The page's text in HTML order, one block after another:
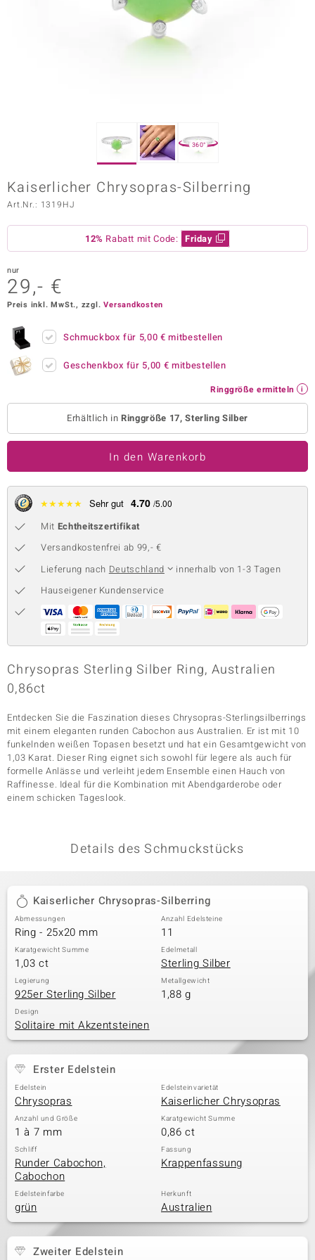
Classics
360°
Kaiserlicher Chrysopras-Silberring
Art.Nr.: 1319HJ
12% Rabatt mit Code: Friday
nur
29,- €
Preis inkl. MwSt., zzgl.Versandkosten
Schmuckbox für 5,00 € mitbestellen
Geschenkbox für 5,00 € mitbestellen
Ringgröße ermitteln
Erhältlich inRinggröße 17, Sterling Silber
In den Warenkorb
★★★★★ Sehr gut 4.70 /5.00
Mit Echtheitszertifikat
Versandkostenfrei ab 99,- €
Lieferung nach Deutschland
innerhalb von 1-3 Tagen
Hauseigener Kundenservice
Chrysopras Sterling Silber Ring, Australien
0,86ct
Entdecken Sie die Faszination dieses Chrysopras-Sterlingsilberrings
mit einem eleganten runden Cabochon aus Australien. Er ist mit 10
funkelnden weißen Topasen besetzt und hat ein Gesamtgewicht von
1,03 Karat. Dieser Ring eignet sich sowohl für legere als auch für
formelle Anlässe und verleiht jedem Ensemble einen Hauch von
Raffinesse. Ideal für die Kombination mit Abendgarderobe oder
einem schicken Tageslook.
Details des Schmuckstücks
Kaiserlicher Chrysopras-Silberring
Abmessungen
Ring - 25x20 mm
Anzahl Edelsteine
11
Karatgewicht Summe
1,03 ct
Edelmetall
Sterling Silber
Legierung
925er Sterling Silber
Metallgewicht
1,88 g
Design
Solitaire mit Akzentsteinen
Erster Edelstein
Edelstein
Chrysopras
Edelsteinvarietät
Kaiserlicher Chrysopras
Anzahl und Größe
1 à 7 mm
Karatgewicht Summe
0,86 ct
Schliff
Runder Cabochon,
Cabochon
Fassung
Krappenfassung
Edelsteinfarbe
grün
Herkunft
Australien
Zweiter Edelstein